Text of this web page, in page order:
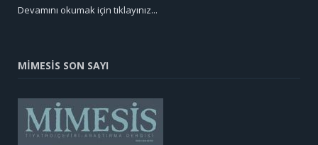
Devamını okumak için tıklayınız...
MİMESİS SON SAYI